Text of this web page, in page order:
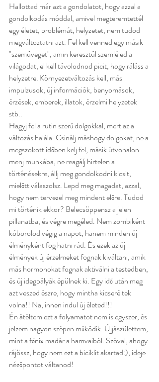
Hallottad már azt a gondolatot, hogy azzal a
gondolkodás móddal, amivel megteremtettél
egy életet, problémát, helyzetet, nem tudod
megváltoztatni azt. Fel kell venned egy másik
"szemüveget", amin keresztül szemléled a
világodat, el kell távolodnod picit, hogy ráláss a
helyzetre. Környezetváltozás kell, más
impulzusok, új információk, benyomások,
érzések, emberek, illatok, érzelmi helyzetek
stb..
Hagyj fel a rutin szerű dolgokkal, mert az a
változás halála. Csinálj máshogy dolgokat, ne a
megszokott időben kelj fel, másik útvonalon
menj munkába, ne reagálj hirtelen a
történésekre, állj meg gondolkodni kicsit,
mielőtt válaszolsz. Lepd meg magadat, azzal,
hogy nem tervezel meg mindent előre. Tudod
mi történik ekkor? Belecsöppensz a jelen
pillanatba, és végre megéled. Nem zombiként
kóborolod végig a napot, hanem minden új
élményként fog hatni rád. És ezek az új
élmények új érzelmeket fognak kiváltani, amik
más hormonokat fognak aktiválni a testedben,
és új idegpályák épülnek ki. Egy idő után meg
azt veszed észre, hogy mintha kicseréltek
volna!! Na, innen indul új életed!!!
Én átéltem ezt a folyamatot nem is egyszer, és
jelzem nagyon szépen működik. Újjászülettem,
mint a főnix madár a hamvaiból. Szóval, ahogy
rájössz, hogy nem ezt a biciklit akartad:), ideje
nézőpontot váltanod!